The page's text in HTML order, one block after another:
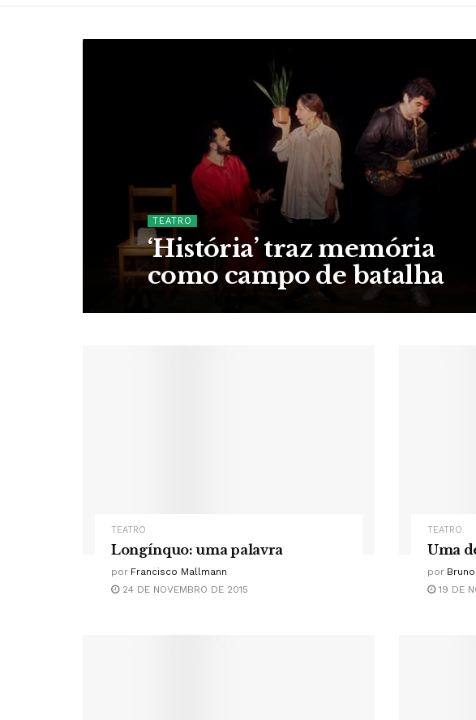
TEATRO
‘História’ traz memória
como campo de batalha
TEATRO
Longínquo: uma palavra
por Francisco Mallmann
24 DE NOVEMBRO DE 2015
TEATRO
Uma
por
19 DE